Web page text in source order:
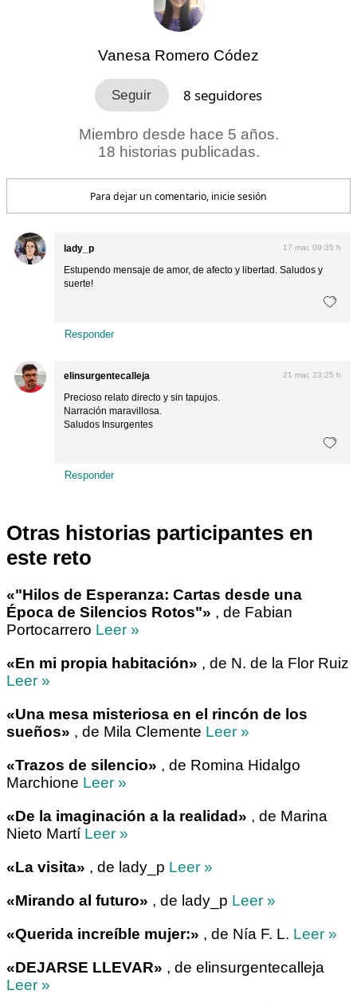
Vanesa Romero Códez
8 seguidores
Miembro desde hace 5 años.
18 historias publicadas.
Para dejar un comentario, inicie sesión
lady_p 17 mar, 09:35 h
Estupendo mensaje de amor, de afecto y libertad. Saludos y
suerte!
Responder
elinsurgentecalleja 21 mar, 23:25 h
Precioso relato directo y sin tapujos.
Narración maravillosa.
Saludos Insurgentes
Responder
Otras historias participantes en
este reto
«"Hilos de Esperanza: Cartas desde una
Época de Silencios Rotos"» , de Fabian
Portocarrero Leer »
«En mi propia habitación» , de N. de la Flor Ruiz
Leer »
«Una mesa misteriosa en el rincón de los
sueños» , de Mila Clemente Leer »
«Trazos de silencio» , de Romina Hidalgo
Marchione Leer »
«De la imaginación a la realidad» , de Marina
Nieto Martí Leer »
«La visita» , de lady_p Leer »
«Mirando al futuro» , de lady_p Leer »
«Querida increíble mujer:» , de Nía F. L. Leer »
«DEJARSE LLEVAR» , de elinsurgentecalleja
Leer »